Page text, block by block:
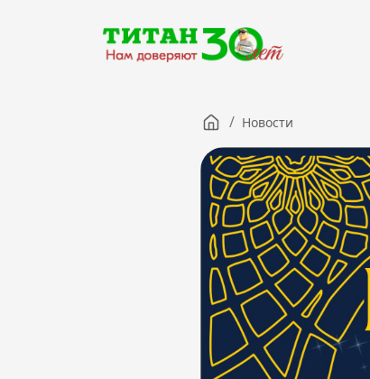
Версия для слабовидящих
/ Новости